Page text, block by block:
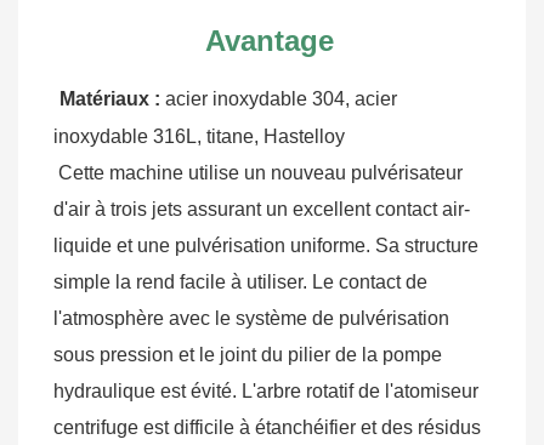
Avantage
Matériaux : acier inoxydable 304, acier
inoxydable 316L, titane, Hastelloy
Cette machine utilise un nouveau pulvérisateur
d'air à trois jets assurant un excellent contact air-
liquide et une pulvérisation uniforme. Sa structure
simple la rend facile à utiliser. Le contact de
l'atmosphère avec le système de pulvérisation
sous pression et le joint du pilier de la pompe
hydraulique est évité. L'arbre rotatif de l'atomiseur
centrifuge est difficile à étanchéifier et des résidus